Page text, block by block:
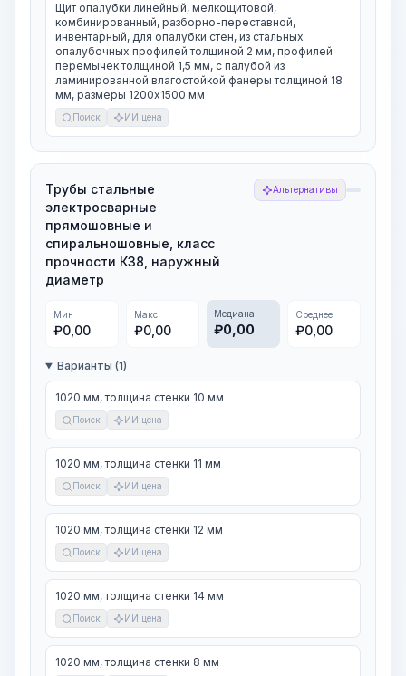
Щит опалубки линейный, мелкощитовой,
комбинированный, разборно-переставной,
инвентарный, для опалубки стен, из стальных
опалубочных профилей толщиной 2 мм, профилей
перемычек толщиной 1,5 мм, с палубой из
ламинированной влагостойкой фанеры толщиной 18
мм, размеры 1200х1500 мм
Поиск ИИ цена
Трубы стальные
электросварные
прямошовные и
спиральношовные, класс
прочности К38, наружный
диаметр
Альтернативы
Мин
₽0,00
Макс
₽0,00
Медиана
₽0,00
Среднее
₽0,00
Варианты (1)
1020 мм, толщина стенки 10 мм
Поиск ИИ цена
1020 мм, толщина стенки 11 мм
Поиск ИИ цена
1020 мм, толщина стенки 12 мм
Поиск ИИ цена
1020 мм, толщина стенки 14 мм
Поиск ИИ цена
1020 мм, толщина стенки 8 мм